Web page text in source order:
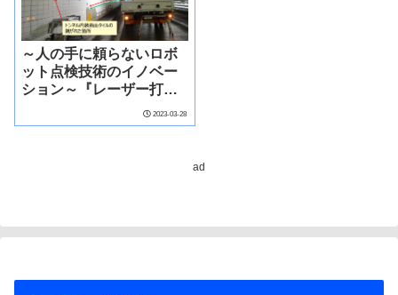
～人の手に頼らないロボ
ット点検技術のイノベー
ション～『レーザー打音
検査装置』のタイルパネ
ル診断支援への拡大
2023-03-28
ad